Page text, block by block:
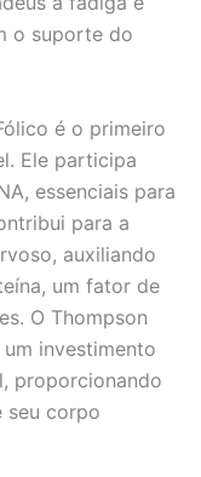
o suporte do
é o primeiro
Ele participa
essenciais para
para a
auxiliando
um fator de
O Thompson
investimento
proporcionando
seu corpo